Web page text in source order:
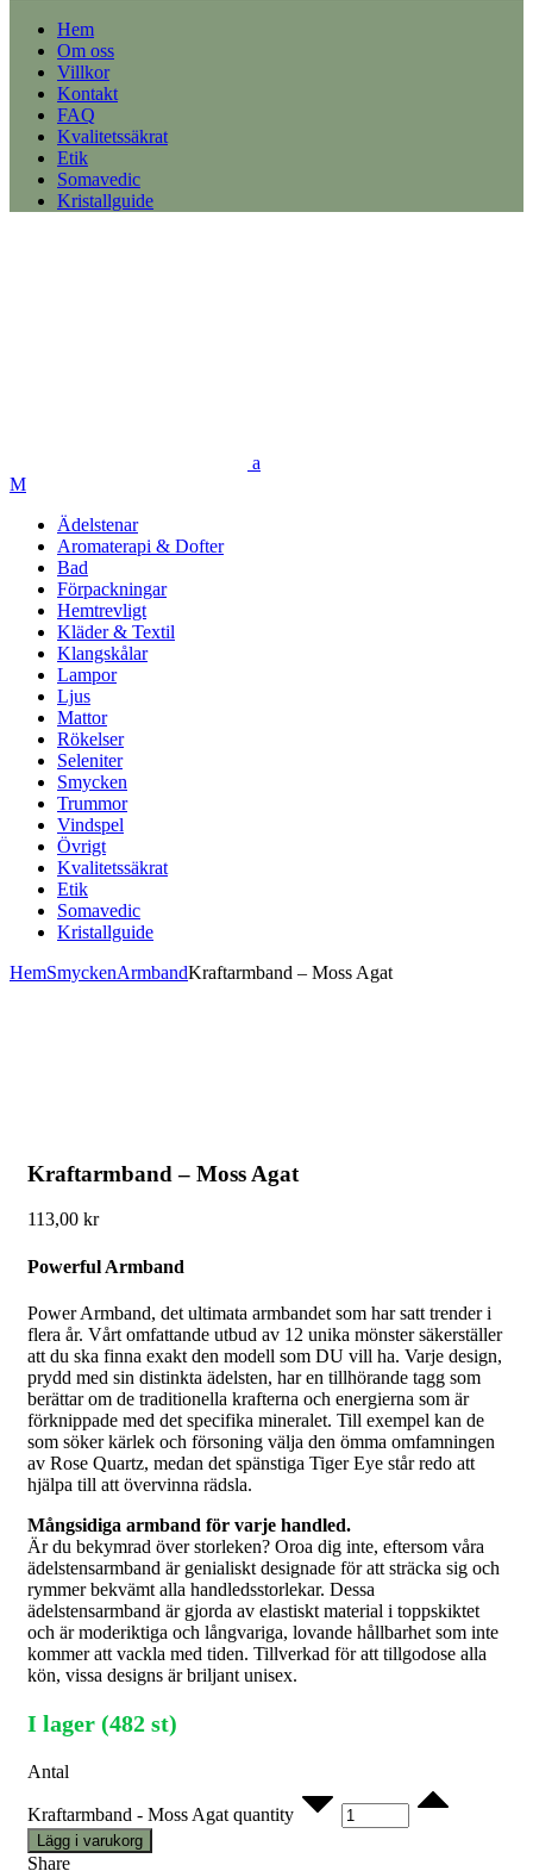
Hem
Om oss
Villkor
Kontakt
FAQ
Kvalitetssäkrat
Etik
Somavedic
Kristallguide
Ädelstenar
Aromaterapi & Dofter
Bad
Förpackningar
Hemtrevligt
Kläder & Textil
Klangskålar
Lampor
Ljus
Mattor
Rökelser
Seleniter
Smycken
Trummor
Vindspel
Övrigt
Kvalitetssäkrat
Etik
Somavedic
Kristallguide
HemSmyckenArmbandKraftarmband – Moss Agat
Kraftarmband – Moss Agat
113,00 kr
Powerful Armband
Power Armband, det ultimata armbandet som har satt trender i
flera år. Vårt omfattande utbud av 12 unika mönster säkerställer
att du ska finna exakt den modell som DU vill ha. Varje design,
prydd med sin distinkta ädelsten, har en tillhörande tagg som
berättar om de traditionella krafterna och energierna som är
förknippade med det specifika mineralet. Till exempel kan de
som söker kärlek och försoning välja den ömma omfamningen
av Rose Quartz, medan det spänstiga Tiger Eye står redo att
hjälpa till att övervinna rädsla.
Mångsidiga armband för varje handled.
Är du bekymrad över storleken? Oroa dig inte, eftersom våra
ädelstensarmband är genialiskt designade för att sträcka sig och
rymmer bekvämt alla handledsstorlekar. Dessa
ädelstensarmband är gjorda av elastiskt material i toppskiktet
och är moderiktiga och långvariga, lovande hållbarhet som inte
kommer att vackla med tiden. Tillverkad för att tillgodose alla
kön, vissa designs är briljant unisex.
I lager (482 st)
Antal
Kraftarmband - Moss Agat quantity
Lägg i varukorg
Share